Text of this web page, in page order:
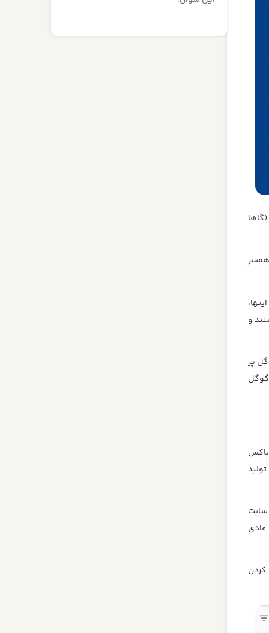
(گاها
از بین اینها،
و
پر
گوگل
عادی